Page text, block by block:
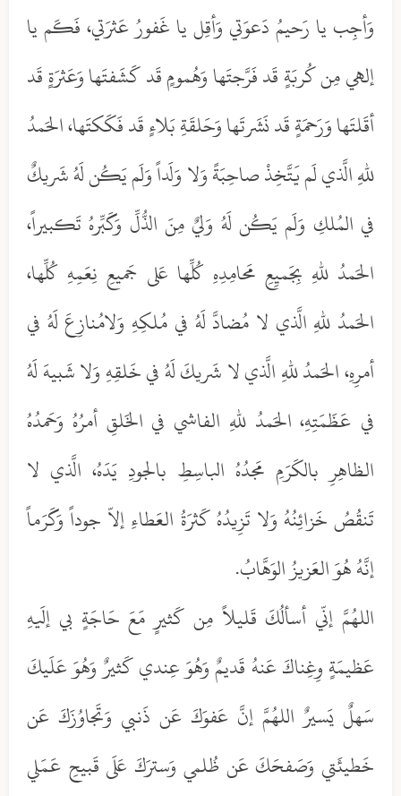
وَأجِب يا رَحيمُ دَعوَتي وَأقِل يا غَفورُ عَثرَتي، فَكَم يا
إلهي مِن كُربَةٍ قَد فَرَّجتَها وَهُمومٍ قَد كَشَفتَها وَعَثرَةٍ قَد
أقَلتَها وَرَحمَةٍ قَد نَشَرتَها وَحَلقَةِ بَلاءٍ قَد فَكَكتَها، الحَمدُ
للهِ الَّذي لَم يَتَّخِذْ صاحِبَةً وَلا وَلَداً وَلَم يَكُن لَهُ شَريكٌ
في المُلكِ وَلَم يَكُن لَهُ وَليٌ مِنَ الذُّلِّ وَكَبِّرهُ تَكبيراً،
الحَمدُ للهِ بِجَميِعِ مَحامِدِهِ كُلِّها عَلى جَميعِ نِعَمِهِ كُلِّها،
الحَمدُ للهِ الَّذي لا مُضادَّ لَهُ في مُلكِهِ وَلامُنازِعَ لَهُ في
أمرِهِ، الحَمدُ للهِ الَّذي لا شَريكَ لَهُ في خَلقِهِ وَلا شَبيهَ لَهُ
في عَظَمَتِهِ، الحَمدُ للهِ الفاشي في الخَلقِ أمرُهُ وَحَمدُهُ
الظاهِرِ بالكَرَمِ مَجدُهُ الباسِطِ بالجودِ يَدَهُ، الَّذي لا
تَنقُصُ خَزائِنُهُ وَلا تَزِيدُهُ كَثرَةُ العَطاءِ إلاّ جوداً وَكَرَماً
إنَّهُ هُوَ العَزيزُ الوَهَّابُ.
اللهُمَّ إنّي أسألُكَ قَليلاً مِن كَثيرٍ مَعَ حَاجَةٍ بي إلَيهِ
عَظيمَةٍ وِغِناكَ عَنهُ قَديمٌ وَهُوَ عِندي كَثيرٌ وَهُوَ عَلَيكَ
سَهلٌ يَسيرٌ اللهُمَّ إنَّ عَفوَكَ عَن ذَنبي وَتَجاوُزَكَ عَن
خَطيئَتي وَصَفحَكَ عَن ظُلمي وَسترَكَ عَلَى قَبيحِ عَمَلي